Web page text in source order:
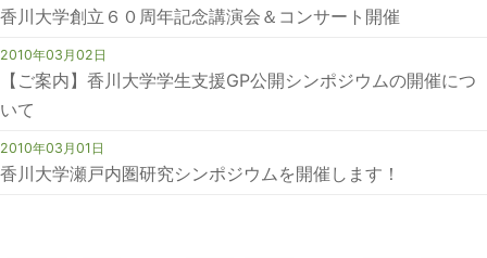
香川大学創立６０周年記念講演会＆コンサート開催
2010年03月02日
【ご案内】香川大学学生支援GP公開シンポジウムの開催につ
いて
2010年03月01日
香川大学瀬戸内圏研究シンポジウムを開催します！